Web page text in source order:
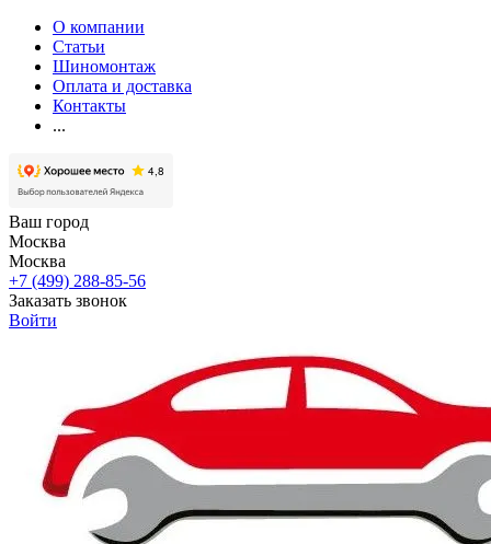
О компании
Статьи
Шиномонтаж
Оплата и доставка
Контакты
...
Ваш город
Москва
Москва
+7 (499) 288-85-56
Заказать звонок
Войти